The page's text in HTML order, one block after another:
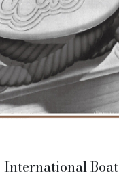
International